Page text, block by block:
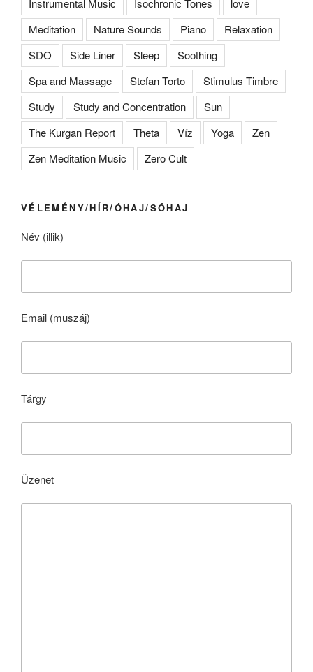
Instrumental Music Isochronic Tones
love
Meditation
Nature Sounds Piano
Relaxation
SDO
Side Liner Sleep
Soothing
Spa and Massage
Stefan Torto
Stimulus Timbre
Study
Study and Concentration
Sun
The Kurgan Report
Theta Víz Yoga
Zen
Zen Meditation Music
Zero Cult
VÉLEMÉNY/HÍR/ÓHAJ/SÓHAJ
Név (illik)
Email (muszáj)
Tárgy
Üzenet